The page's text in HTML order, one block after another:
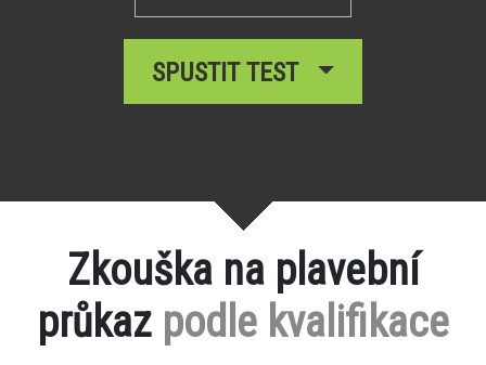
SPUSTIT TEST
Zkouška na plavební
průkaz podle kvalifikace